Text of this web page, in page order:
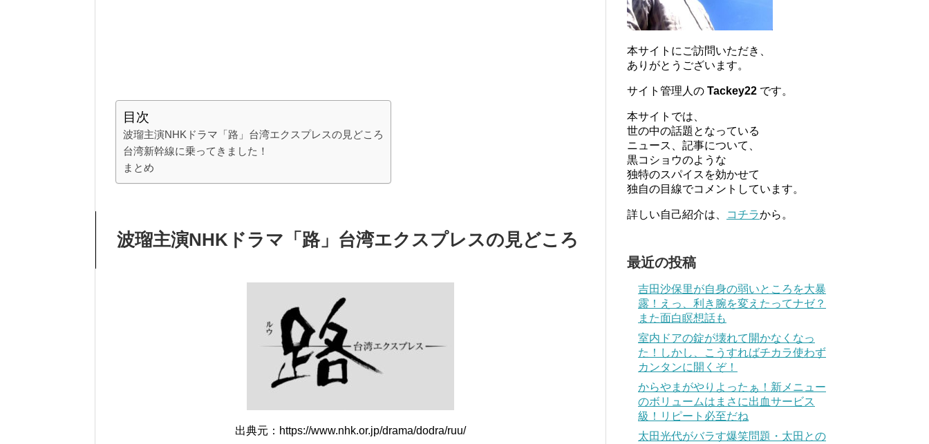
目次
波瑠主演NHKドラマ「路」台湾エクスプレスの見どころ
台湾新幹線に乗ってきました！
まとめ
波瑠主演NHKドラマ「路」台湾エクスプレスの見どころ
出典元：https://www.nhk.or.jp/drama/dodra/ruu/
本サイトにご訪問いただき、
ありがとうございます。
サイト管理人の Tackey22 です。
本サイトでは、
世の中の話題となっている
ニュース、記事について、
黒コショウのような
独特のスパイスを効かせて
独自の目線でコメントしています。
詳しい自己紹介は、 コチラから。
最近の投稿
吉田沙保里が自身の弱いところを大暴
露！えっ、利き腕を変えたってナゼ？
また面白瞑想話も
室内ドアの錠が壊れて開かなくなっ
た！しかし、こうすればチカラ使わず
カンタンに開くぞ！
からやまがやりよったぁ！新メニュー
のボリュームはまさに出血サービス
級！リピート必至だね
太田光代がバラす爆笑問題・太田との